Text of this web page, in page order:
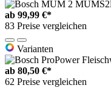
ab 99,99 €*
83 Preise vergleichen
Varianten
ab 80,50 €*
62 Preise vergleichen